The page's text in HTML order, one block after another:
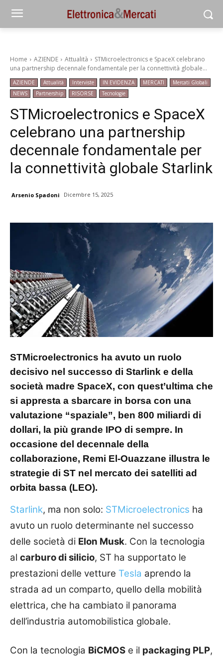
Home AZIENDE Attualità
STMicroelectronics e SpaceX celebrano
una partnership decennale fondamentale per la connettività globale...
AZIENDE Attualità Interviste IN EVIDENZA MERCATI
Mercati Globali
NEWS
Partnership RISORSE Tecnologie
STMicroelectronics e SpaceX
celebrano una partnership
decennale fondamentale per
la connettività globale Starlink
Arsenio Spadoni Dicembre 15, 2025
STMicroelectronics ha avuto un ruolo
decisivo nel successo di Starlink e della
società madre SpaceX, con quest’ultima che
si appresta a sbarcare in borsa con una
valutazione “spaziale”, ben 800 miliardi di
dollari, la più grande IPO di sempre. In
occasione del decennale della
collaborazione, Remi El-Ouazzane illustra le
strategie di ST nel mercato dei satelliti ad
orbita bassa (LEO).
Starlink, ma non solo: STMicroelectronics ha
avuto un ruolo determinante nel successo
delle società di Elon Musk. Con la tecnologia
al carburo di silicio, ST ha supportato le
prestazioni delle vetture Tesla aprendo la
strada ad un comparto, quello della mobilità
elettrica, che ha cambiato il panorama
dell’industria automobilistica globale.
Con la tecnologia BiCMOS e il packaging PLP,